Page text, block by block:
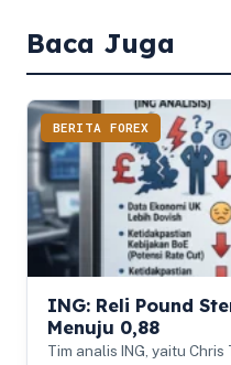
Baca Juga
BERITA FOREX
ING: Reli Pound
Menuju 0,88
Tim analis ING, yaitu